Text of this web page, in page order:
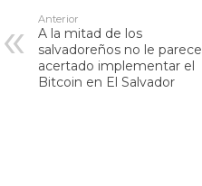
Anterior
A la mitad de los
salvadoreños no le parece
acertado implementar el
Bitcoin en El Salvador